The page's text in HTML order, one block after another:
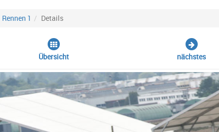
Rennen 1 Details
Übersicht nächstes